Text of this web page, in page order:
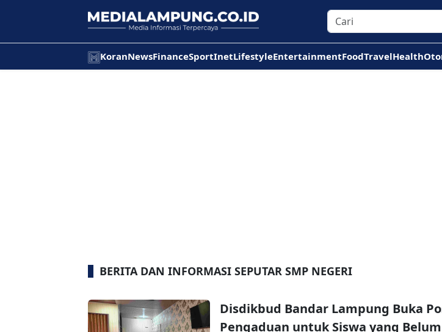
KoranNewsFinanceSportInetLifestyleEntertainmentFoodTravelHealth
BERITA DAN INFORMASI SEPUTAR SMP NEGERI
Disdikbud Bandar Lampung Buka
Pengaduan untuk Siswa yang